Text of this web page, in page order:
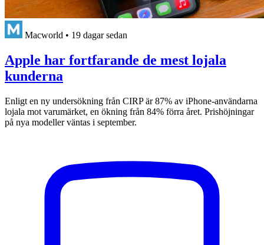
Macworld • 19 dagar sedan
Apple har fortfarande de mest lojala
kunderna
Enligt en ny undersökning från CIRP är 87% av iPhone-användarna
lojala mot varumärket, en ökning från 84% förra året. Prishöjningar
på nya modeller väntas i september.